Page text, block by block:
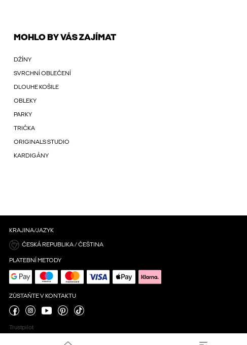
MOHLO BY VÁS ZAJÍMAT
DŽÍNY
SVRCHNÍ OBLEČENÍ
DLOUHE KOŠILE
OBLEKY
PARKY
TRIČKA
ORIGINALS STUDIO
KARDIGÁNY
KRAJINA/JAZYK
ČESKÁ REPUBLIKA / ČEŠTINA
PLATEBNÍ METODY
ZŮSTAŇTE V KONTAKTU
Trustpilot